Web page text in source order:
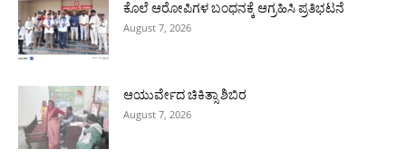
ಕೊಲೆ ಆರೋಪಿಗಳ ಬಂಧನಕ್ಕೆ ಆಗ್ರಹಿಸಿ ಪ್ರತಿಭಟನೆ
August 7, 2026
ಆಯುರ್ವೇದ ಚಿಕಿತ್ಸಾ ಶಿಬಿರ
August 7, 2026